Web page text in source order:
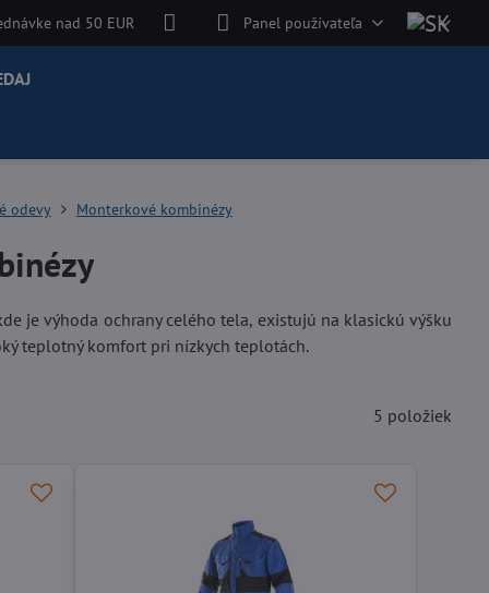
nad 50 EUR Panel používateľa
odevy Monterkové kombinézy
je výhoda ochrany celého tela, existujú na klasickú výšku
teplotný komfort pri nízkych teplotách.
5 položiek